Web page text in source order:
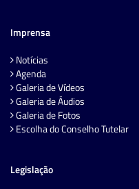
Imprensa
Notícias
Agenda
Galeria de Vídeos
Galeria de Áudios
Galeria de Fotos
Escolha do Conselho Tutelar
Legislação